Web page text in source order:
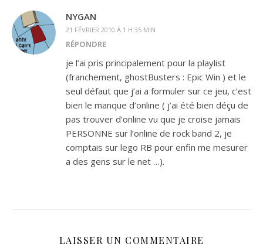
NYGAN
21 FÉVRIER 2010 À 1 H 35 MIN
RÉPONDRE
je l’ai pris principalement pour la playlist
(franchement, ghostBusters : Epic Win ) et le
seul défaut que j’ai a formuler sur ce jeu, c’est
bien le manque d’online ( j’ai été bien déçu de
pas trouver d’online vu que je croise jamais
PERSONNE sur l’online de rock band 2, je
comptais sur lego RB pour enfin me mesurer
a des gens sur le net …).
LAISSER UN COMMENTAIRE